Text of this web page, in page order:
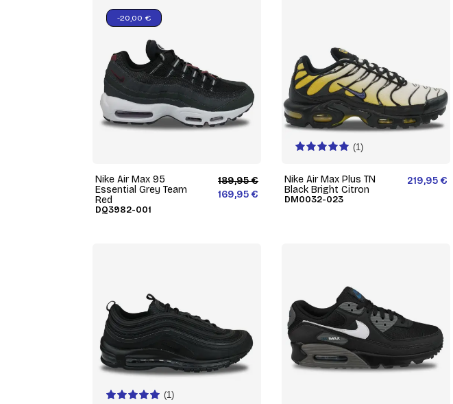
Nike Air Max 95
Essential Grey Team
Red
DQ3982-001
189,95 €
169,95 €
-20,00 €
(1)
Nike Air Max Plus TN
Black Bright Citron
DM0032-023
219,95 €
(1)